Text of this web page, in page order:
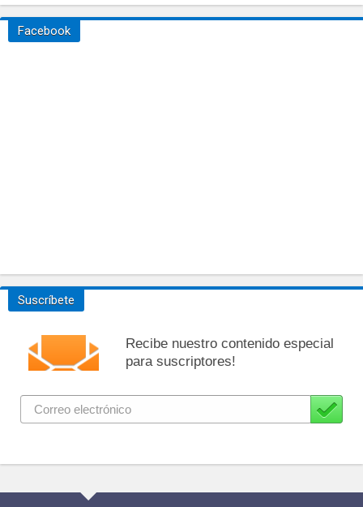
Facebook
Suscríbete
Recibe nuestro contenido especial
para suscriptores!